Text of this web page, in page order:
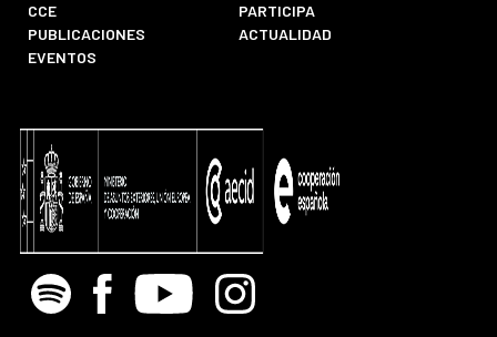
CCE
PARTICIPA
PUBLICACIONES
ACTUALIDAD
EVENTOS
Spotify Facebook
Youtube Instagram